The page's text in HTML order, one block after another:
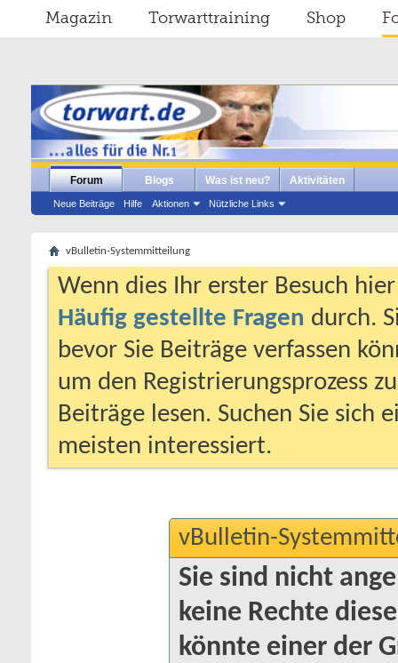
Magazin Torwarttraining Shop
Forum
Neue Beiträge Hilfe Aktionen Nützliche Links
Blogs Was ist neu? Aktivitäten
vBulletin-Systemmitteilung
Wenn dies Ihr erster Besuch
Häufig gestellte Fragen durch.
bevor Sie Beiträge verfassen
um den Registrierungsprozess
Beiträge lesen. Suchen Sie sich
meisten interessiert.
vBulletin-
Sie sind nicht
keine Rechte
könnte einer der